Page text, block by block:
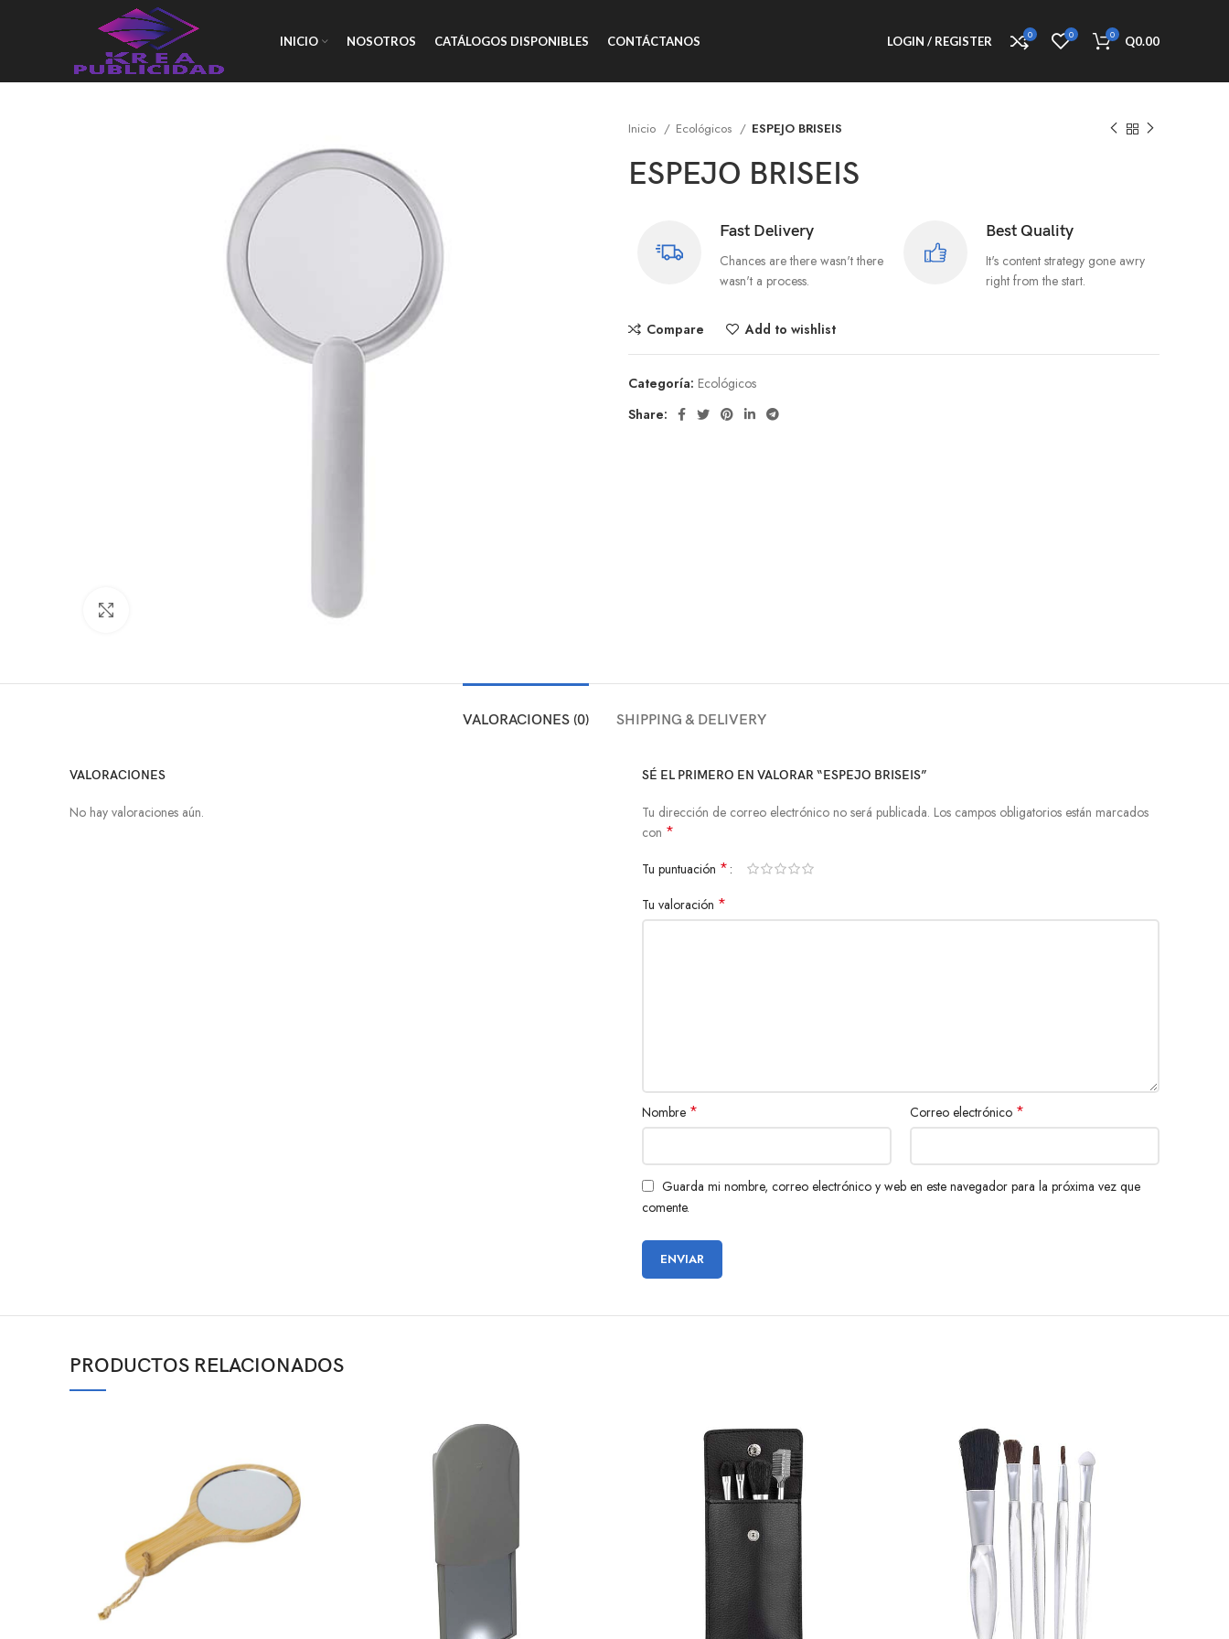
INICIO NOSOTROS CATÁLOGOS DISPONIBLES CONTÁCTANOS LOGIN / REGISTER 0 0 0 Q0.00
Inicio Ecológicos ESPEJO BRISEIS
ESPEJO BRISEIS
Fast Delivery
Chances are there wasn't there
wasn't a process.
Best Quality
It's content strategy gone awry
right from the start.
Compare Add to wishlist
Categoría: Ecológicos
Share:
VALORACIONES (0) SHIPPING & DELIVERY
VALORACIONES
No hay valoraciones aún.
SÉ EL PRIMERO EN VALORAR “ESPEJO BRISEIS”
Tu dirección de correo electrónico no será publicada. Los campos obligatorios están marcados
con *
Tu puntuación *
Tu valoración *
Nombre * Correo electrónico *
Guarda mi nombre, correo electrónico y web en este navegador para la próxima vez que
comente.
PRODUCTOS RELACIONADOS